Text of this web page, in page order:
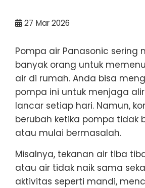
27 Mar 2026
Pompa air Panasonic sering
banyak orang untuk
air di rumah. Anda bisa
pompa ini untuk menjaga
lancar setiap hari. Namun,
berubah ketika pompa tidak
atau mulai bermasalah.
Misalnya, tekanan air tiba
atau air tidak naik sama
aktivitas seperti mandi,